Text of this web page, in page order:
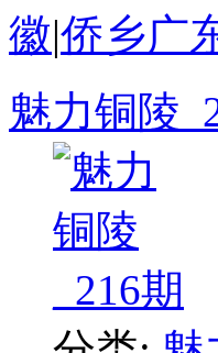
徽|侨乡广
魅力铜陵